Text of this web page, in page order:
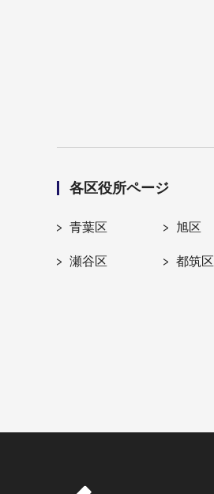
各区役所ページ
青葉区 旭区
瀬谷区 都筑区